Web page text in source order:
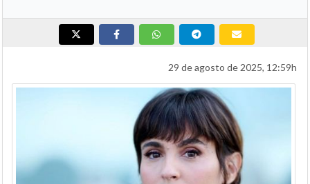
29 de agosto de 2025, 12:59h